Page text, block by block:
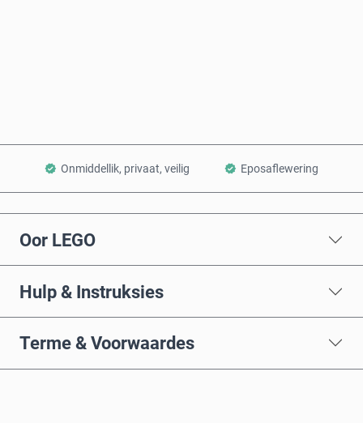
Onmiddellik, privaat, veilig Eposaflewering
Oor LEGO
Hulp & Instruksies
Terme & Voorwaardes